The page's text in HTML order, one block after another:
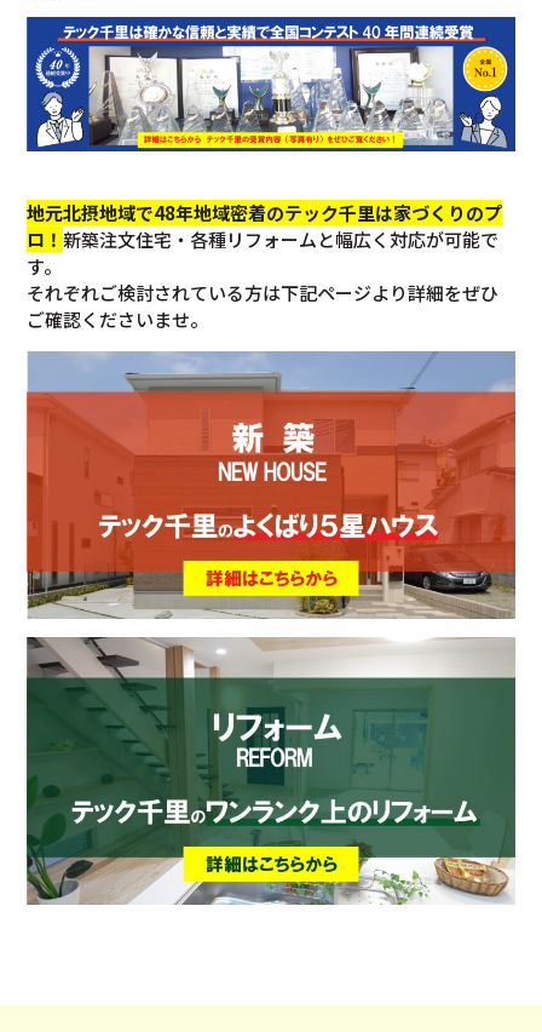
地元北摂地域で48年地域密着のテック千里は家づくりのプ
ロ！新築注文住宅・各種リフォームと幅広く対応が可能で
す。
それぞれご検討されている方は下記ページより詳細をぜひ
ご確認くださいませ。